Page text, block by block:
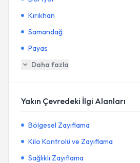
Kırıkhan
Samandağ
Payas
Daha fazla
Yakın Çevredeki İlgi Alanları
Bölgesel Zayıflama
Kilo Kontrolü ve Zayıflama
Sağlıklı Zayıflama